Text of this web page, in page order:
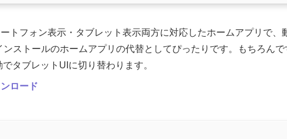
トフォン表示・タブレット表示両方に対応したホームアプリで、
ストールのホームアプリの代替としてぴったりです。もちろん
タブレットUIに切り替わります。
ロード